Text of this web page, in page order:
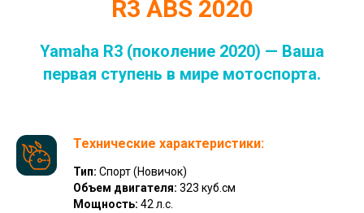
R3 ABS 2020
Yamaha R3 (поколение 2020) — Ваша
первая ступень в мире мотоспорта.
Технические характеристики:
Тип: Спорт (Новичок)
Объем двигателя: 323 куб.см
Мощность: 42 л.с.